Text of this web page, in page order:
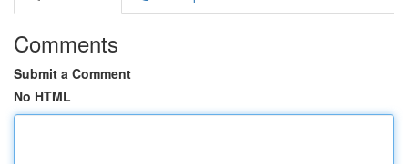
Comments
Submit a Comment
No HTML